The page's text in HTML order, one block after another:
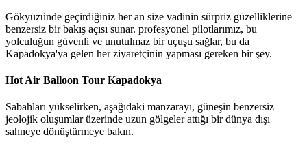
Gökyüzünde geçirdiğiniz her an size vadinin sürpriz güzelliklerine
benzersiz bir bakış açısı sunar. profesyonel pilotlarımız, bu
yolculuğun güvenli ve unutulmaz bir uçuşu sağlar, bu da
Kapadokya'ya gelen her ziyaretçinin yapması gereken bir şey.
Hot Air Balloon Tour Kapadokya
Sabahları yükselirken, aşağıdaki manzarayı, güneşin benzersiz
jeolojik oluşumlar üzerinde uzun gölgeler attığı bir dünya dışı
sahneye dönüştürmeye bakın.